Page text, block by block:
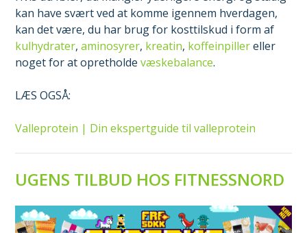
kan have svært ved at komme igennem hverdagen,
kan det være, du har brug for kosttilskud i form af
kulhydrater,aminosyrer, kreatin, koffeinpillereller
noget for at opretholdevæskebalance.
LÆS OGSÅ:
Valleprotein | Din ekspertguide til valleprotein
UGENS TILBUD HOS FITNESSNORD